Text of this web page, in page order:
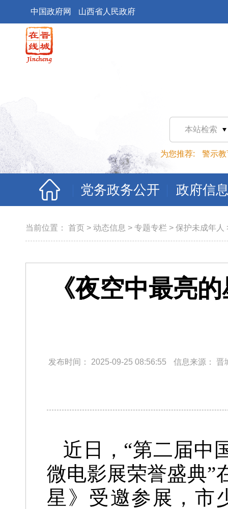
中国政府网 山西省人民政府
本站检索
为您推荐: 警示教
党务政务公开 政府信
当前位置： 首页 > 动态信息 > 专题专栏 > 保护未成年人
《夜空中最亮
发布时间： 2025-09-25 08:56:55 信息来源： 晋
近日，“第二届中
微电影展荣誉盛典”
星》受邀参展，市